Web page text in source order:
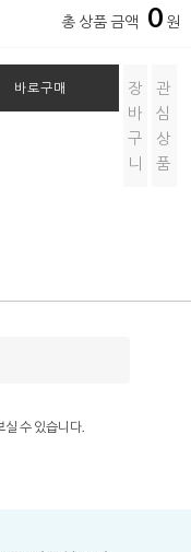
총 상품 금액 0 원
바로구매
장
바
구
니
관
심
상
품
수 있습니다.